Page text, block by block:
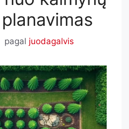
pagal juodagalvis